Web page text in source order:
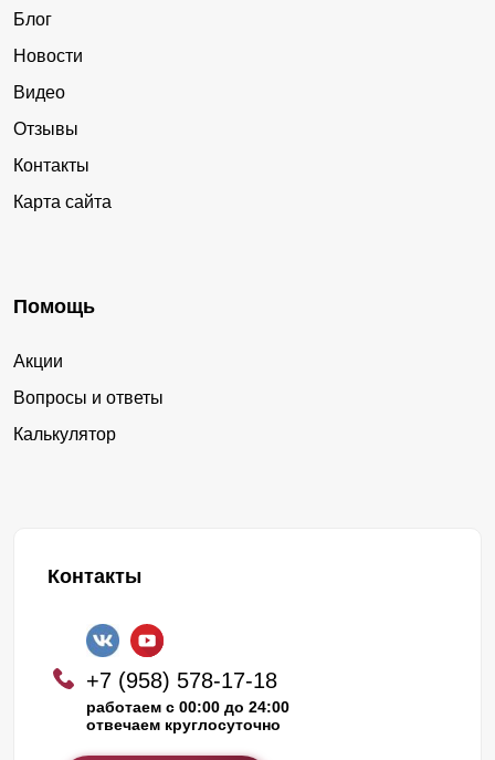
Блог
Новости
Видео
Отзывы
Контакты
Карта сайта
Помощь
Акции
Вопросы и ответы
Калькулятор
Контакты
+7 (958) 578-17-18
работаем с 00:00 до 24:00
отвечаем круглосуточно